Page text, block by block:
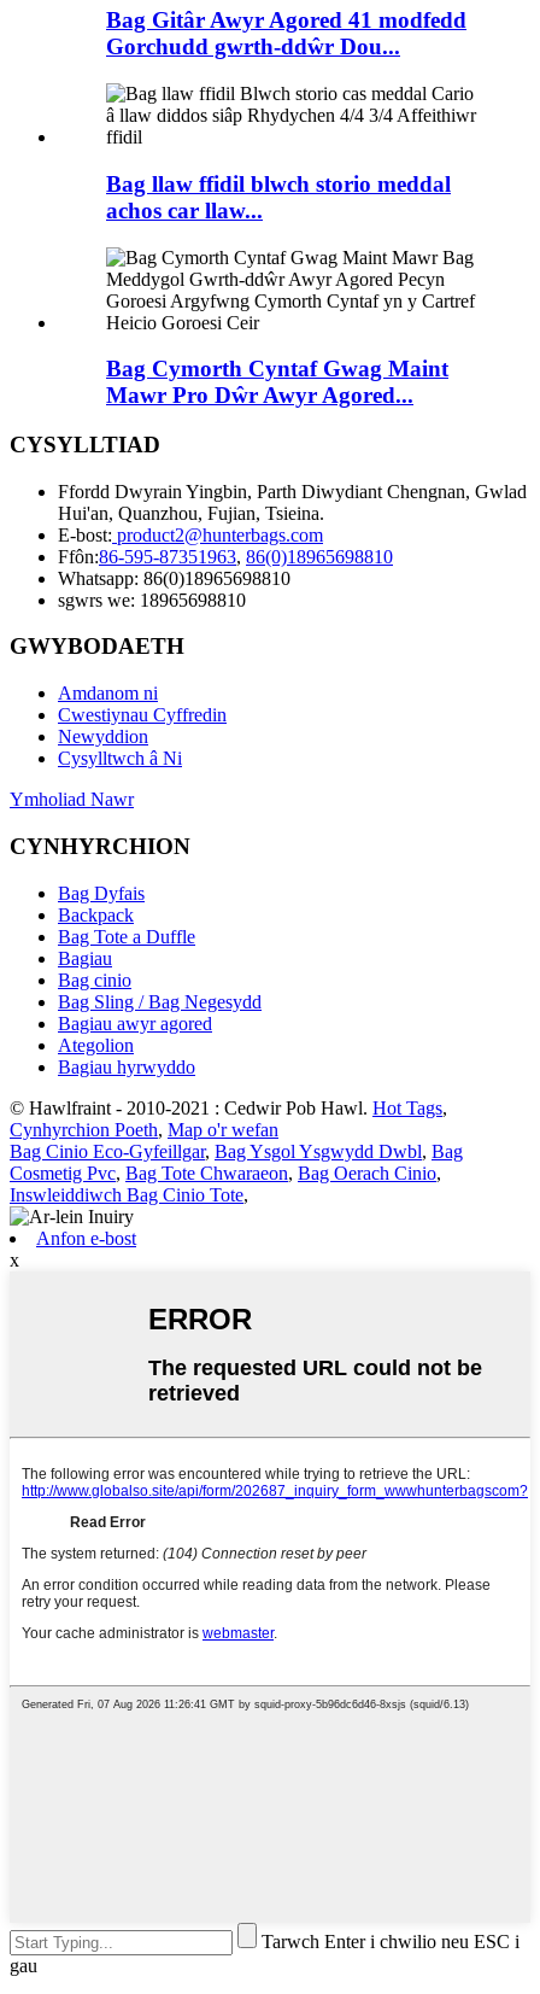
Bag Gitâr Awyr Agored 41 modfedd
Gorchudd gwrth-ddŵr Dou...
Bag llaw ffidil blwch storio meddal
achos car llaw...
Bag Cymorth Cyntaf Gwag Maint
Mawr Pro Dŵr Awyr Agored...
CYSYLLTIAD
Ffordd Dwyrain Yingbin, Parth Diwydiant Chengnan, Gwlad
Hui'an, Quanzhou, Fujian, Tsieina.
E-bost: product2@hunterbags.com
Ffôn:86-595-87351963, 86(0)18965698810
Whatsapp: 86(0)18965698810
sgwrs we: 18965698810
GWYBODAETH
Amdanom ni
Cwestiynau Cyffredin
Newyddion
Cysylltwch â Ni
Ymholiad Nawr
CYNHYRCHION
Bag Dyfais
Backpack
Bag Tote a Duffle
Bagiau
Bag cinio
Bag Sling / Bag Negesydd
Bagiau awyr agored
Ategolion
Bagiau hyrwyddo
© Hawlfraint - 2010-2021 : Cedwir Pob Hawl. Hot Tags,
Cynhyrchion Poeth, Map o'r wefan
Bag Cinio Eco-Gyfeillgar, Bag Ysgol Ysgwydd Dwbl, Bag
Cosmetig Pvc, Bag Tote Chwaraeon, Bag Oerach Cinio,
Inswleiddiwch Bag Cinio Tote,
Anfon e-bost
x
Tarwch Enter i chwilio neu ESC i
gau